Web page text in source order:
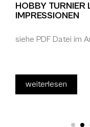
HOBBY TURNIER
IMPRESSIONEN
siehe PDF Datei im
weiterlesen